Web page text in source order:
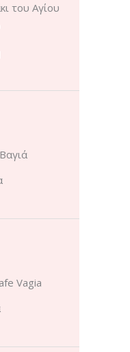
του Αγίου
Vagia